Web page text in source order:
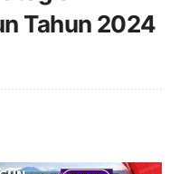
Tahun 2024